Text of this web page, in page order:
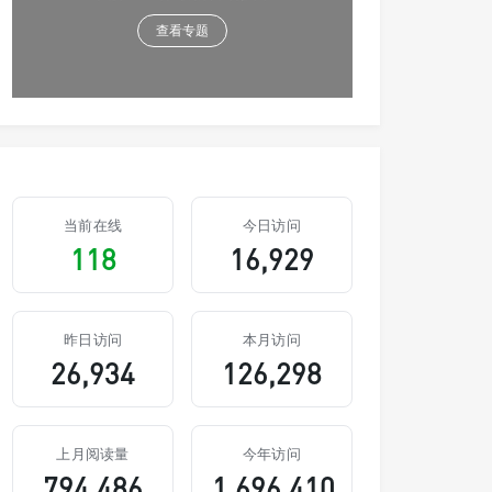
查看专题
当前在线
118
今日访问
16,929
昨日访问
26,934
本月访问
126,298
上月阅读量 今年访问